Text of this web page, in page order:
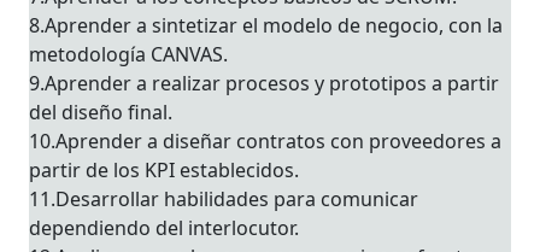
8.Aprender a sintetizar el modelo de negocio, con la
metodología CANVAS.
9.Aprender a realizar procesos y prototipos a partir
del diseño final.
10.Aprender a diseñar contratos con proveedores a
partir de los KPI establecidos.
11.Desarrollar habilidades para comunicar
dependiendo del interlocutor.